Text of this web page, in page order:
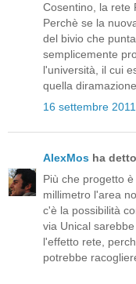
Cosentino, la rete
Perchè se la
del bivio che
semplicemente
l'università, il cui
quella
16 settembre
AlexMos ha
Più che progetto
millimetro l'area
c'è la possibilità
via Unical
l'effetto rete,
potrebbe